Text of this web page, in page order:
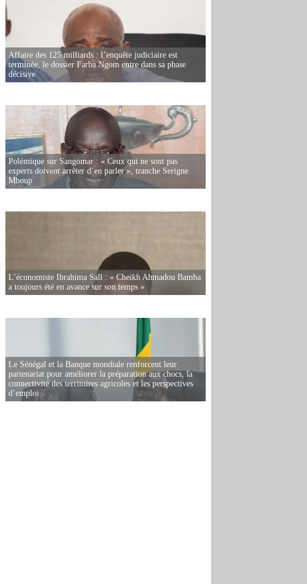
Affaire des 125 milliards : l’enquête judiciaire est
terminée, le dossier Farba Ngom entre dans sa phase
décisive
Polémique sur Sangomar : « Ceux qui ne sont pas
experts doivent arrêter d’en parler », tranche Serigne
Mboup
L’économiste Ibrahima Sall : « Cheikh Ahmadou Bamba
a toujours été en avance sur son temps »
Le Sénégal et la Banque mondiale renforcent leur
partenariat pour améliorer la préparation aux chocs, la
connectivité des territoires agricoles et les perspectives
d’emploi